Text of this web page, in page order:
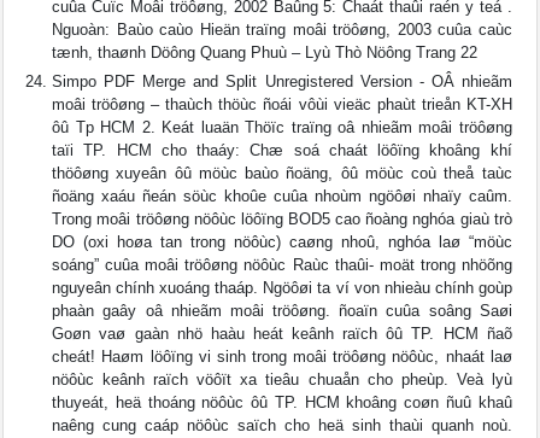
cuûa Cuïc Moâi tröôøng, 2002 Baûng 5: Chaát thaûi raén y teá .
Nguoàn: Baùo caùo Hieän traïng moâi tröôøng, 2003 cuûa caùc
tænh, thaønh Döông Quang Phuù – Lyù Thò Nöông Trang 22
Simpo PDF Merge and Split Unregistered Version - OÂ nhieãm
moâi tröôøng – thaùch thöùc ñoái vôùi vieäc phaùt trieån KT-XH
ôû Tp HCM 2. Keát luaän Thöïc traïng oâ nhieãm moâi tröôøng
taïi TP. HCM cho thaáy: Chæ soá chaát löôïng khoâng khí
thöôøng xuyeân ôû möùc baùo ñoäng, ôû möùc coù theå taùc
ñoäng xaáu ñeán söùc khoûe cuûa nhoùm ngöôøi nhaïy caûm.
Trong moâi tröôøng nöôùc löôïng BOD5 cao ñoàng nghóa giaù trò
DO (oxi hoøa tan trong nöôùc) caøng nhoû, nghóa laø “möùc
soáng” cuûa moâi tröôøng nöôùc Raùc thaûi- moät trong nhöõng
nguyeân chính xuoáng thaáp. Ngöôøi ta ví von nhieàu chính goùp
phaàn gaây oâ nhieãm moâi tröôøng. ñoaïn cuûa soâng Saøi
Goøn vaø gaàn nhö haàu heát keânh raïch ôû TP. HCM ñaõ
cheát! Haøm löôïng vi sinh trong moâi tröôøng nöôùc, nhaát laø
nöôùc keânh raïch vöôït xa tieâu chuaån cho pheùp. Veà lyù
thuyeát, heä thoáng nöôùc ôû TP. HCM khoâng coøn ñuû khaû
naêng cung caáp nöôùc saïch cho heä sinh thaùi quanh noù.